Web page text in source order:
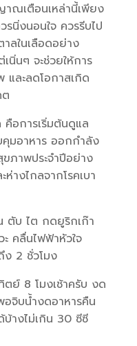
ณเตือนเหล่านี้เพียง
นิ่งนอนใจ ควรรีบไป
ลในเลือดอย่าง
นิ่นๆ จะช่วยให้การ
และลดโอกาสเกิด
อการเริ่มต้นดูแล
มอาหาร ออกกำลัง
ภาพประจำปีอย่าง
างไกลจากโรคเบา
ตับ ไต กดยูริกเก๊า
คลื่นไฟฟ้าหัวใจ
ง 2 ชั่วโมง
ตย์ 8 โมงเช้าครับ งด
จิบน้ำงดอาหารคืน
างไม่เกิน 30 ซีซี